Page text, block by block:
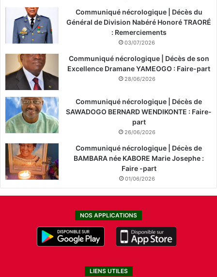
Communiqué nécrologique | Décès du
Général de Division Nabéré Honoré TRAORÉ
: Remerciements
03/07/2026
Communiqué nécrologique | Décès de son
Excellence Dramane YAMEOGO : Faire-part
28/06/2026
Communiqué nécrologique | Décès de
SAWADOGO BERNARD WENDIKONTE : Faire-
part
26/06/2026
Communiqué nécrologique | Décès de
BAMBARA née KABORE Marie Josephe :
Faire -part
01/06/2026
NOS APPLICATIONS
LIENS UTILES